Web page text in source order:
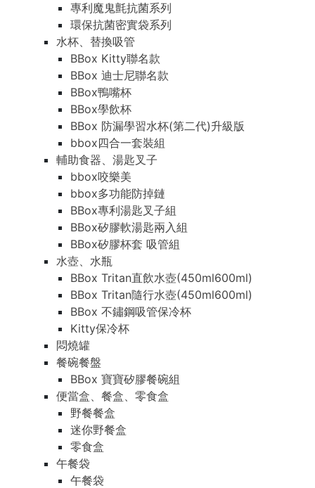
專利魔鬼氈抗菌系列
環保抗菌密實袋系列
水杯、替換吸管
BBox Kitty聯名款
BBox 迪士尼聯名款
BBox鴨嘴杯
BBox學飲杯
BBox 防漏學習水杯(第二代)升級版
bbox四合一套裝組
輔助食器、湯匙叉子
bbox咬樂美
bbox多功能防掉鏈
BBox專利湯匙叉子組
BBox矽膠軟湯匙兩入組
BBox矽膠杯套 吸管組
水壺、水瓶
BBox Tritan直飲水壺(450ml600ml)
BBox Tritan隨行水壺(450ml600ml)
BBox 不鏽鋼吸管保冷杯
Kitty保冷杯
悶燒罐
餐碗餐盤
BBox 寶寶矽膠餐碗組
便當盒、餐盒、零食盒
野餐餐盒
迷你野餐盒
零食盒
午餐袋
午餐袋